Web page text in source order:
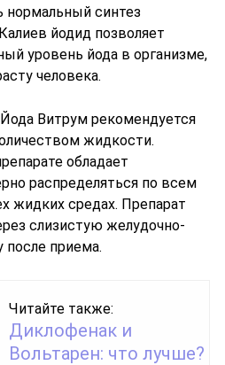
нормальный синтез
йодид позволяет
уровень йода в организме,
человека.
Витрум рекомендуется
жидкости.
обладает
распределяться по всем
жидких средах. Препарат
слизистую желудочно-
после приема.
Читайте также:
Диклофенак и
Вольтарен: что лучше?